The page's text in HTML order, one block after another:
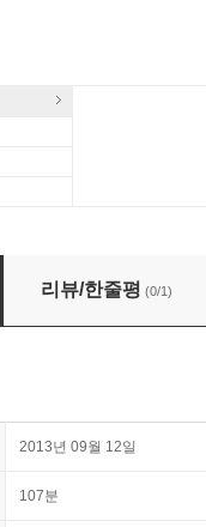
리뷰/한줄평 (0/1)
2013년 09월 12일
107분